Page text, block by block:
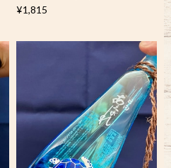
¥1,815